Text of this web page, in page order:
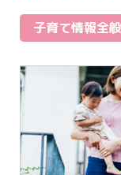
子育て情報全般